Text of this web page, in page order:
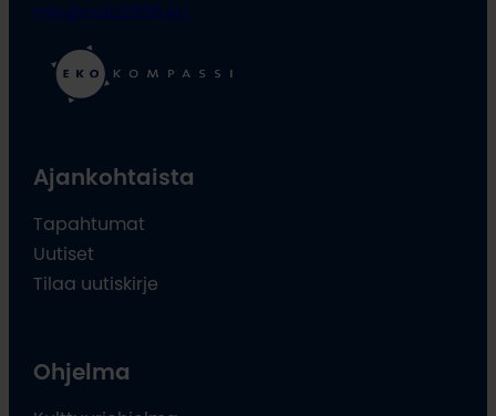
info@oulu2026.eu
Ajankohtaista
Tapahtumat
Uutiset
Tilaa uutiskirje
Ohjelma